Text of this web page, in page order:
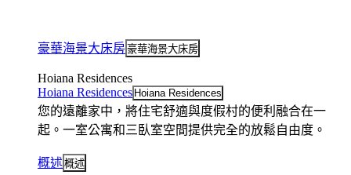
豪華海景大床房豪華海景大床房
Hoiana Residences
Hoiana Residences Hoiana Residences
您的遠離家中，將住宅舒適與度假村的便利融合在一
起。一室公寓和三臥室空間提供完全的放鬆自由度。
概述概述